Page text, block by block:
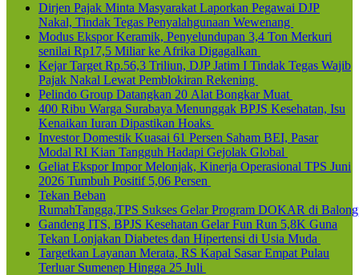
Dirjen Pajak Minta Masyarakat Laporkan Pegawai DJP
Nakal, Tindak Tegas Penyalahgunaan Wewenang
Modus Ekspor Keramik, Penyelundupan 3,4 Ton Merkuri
senilai Rp17,5 Miliar ke Afrika Digagalkan
Kejar Target Rp.56,3 Triliun, DJP Jatim I Tindak Tegas Wajib
Pajak Nakal Lewat Pemblokiran Rekening
Pelindo Group Datangkan 20 Alat Bongkar Muat
400 Ribu Warga Surabaya Menunggak BPJS Kesehatan, Isu
Kenaikan Iuran Dipastikan Hoaks
Investor Domestik Kuasai 61 Persen Saham BEI, Pasar
Modal RI Kian Tangguh Hadapi Gejolak Global
Geliat Ekspor Impor Melonjak, Kinerja Operasional TPS Juni
2026 Tumbuh Positif 5,06 Persen
Tekan Beban
RumahTangga,TPS Sukses Gelar Program DOKAR di
Gandeng ITS, BPJS Kesehatan Gelar Fun Run 5,8K Guna
Tekan Lonjakan Diabetes dan Hipertensi di Usia Muda
Targetkan Layanan Merata, RS Kapal Sasar Empat Pulau
Terluar Sumenep Hingga 25 Juli